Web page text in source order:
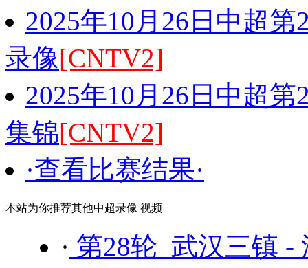
2025年10月26日中超
录像[CNTV2]
2025年10月26日中超
集锦[CNTV2]
·查看比赛结果·
本站为你推荐其他中超录像 视频
· 第28轮 武汉三镇 -